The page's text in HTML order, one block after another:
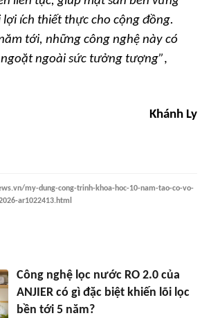
ích thiết thực cho cộng đồng.
tới, những công nghệ này có
ngoài sức tưởng tượng”,
Khánh Ly
my-dung-cong-trinh-khoa-hoc-10-nam-tao-co-vo-
ar1022413.html
Công nghệ lọc nước RO 2.0 của
ANJIER có gì đặc biệt khiến lõi lọc
bền tới 5 năm?